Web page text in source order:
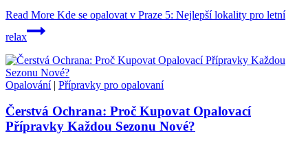
Read More Kde se opalovat v Praze 5: Nejlepší lokality pro letní
relax
Opalování| Přípravky pro opalovaní
Čerstvá Ochrana: Proč Kupovat Opalovací
Přípravky Každou Sezonu Nové?